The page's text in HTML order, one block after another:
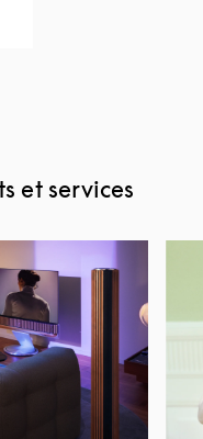
et services